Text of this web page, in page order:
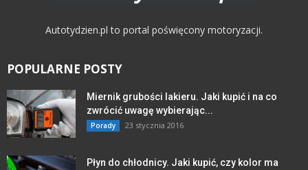
Autotydzien.pl to portal poświęcony motoryzacji.
POPULARNE POSTY
Miernik grubości lakieru. Jaki kupić i na co
zwrócić uwagę wybierając...
Porady 23 stycznia 2016
Płyn do chłodnicy. Jaki kupić, czy kolor ma